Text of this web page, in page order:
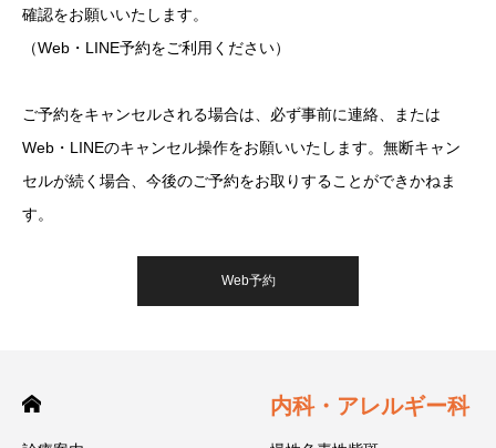
確認をお願いいたします。
（Web・LINE予約をご利用ください）
ご予約をキャンセルされる場合は、必ず事前に連絡、または
Web・LINEのキャンセル操作をお願いいたします。無断キャン
セルが続く場合、今後のご予約をお取りすることができかねま
す。
Web予約
内科・アレルギー科